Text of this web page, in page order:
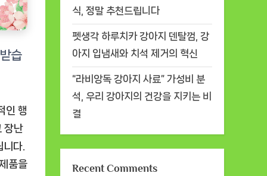
인 행
장난
다.
품을
식, 정말 추천드립니다
펫생각 하루치카 강아지 덴탈껌, 강
아지 입냄새와 치석 제거의 혁신
“라비앙독 강아지 사료” 가성비 분
석, 우리 강아지의 건강을 지키는 비
결
Recent Comments